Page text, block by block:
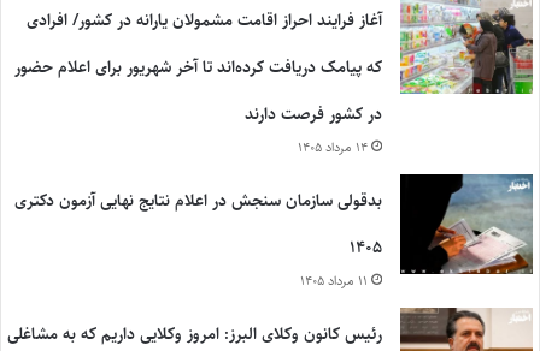
آغاز فرایند احراز اقامت مشمولان یارانه در کشور/ افرادی
که پیامک دریافت کرده‌اند تا آخر شهریور برای اعلام حضور
در کشور فرصت دارند
۱۴ مرداد ۱۴۰۵
بدقولی سازمان سنجش در اعلام نتایج نهایی آزمون دکتری
۱۴۰۵
۱۱ مرداد ۱۴۰۵
رئیس کانون وکلای البرز: امروز وکلایی داریم که به مشاغلی